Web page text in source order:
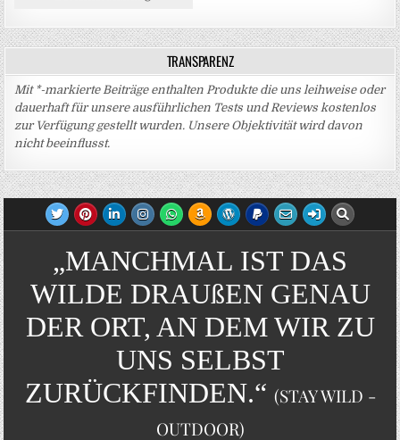
TRANSPARENZ
Mit *-markierte Beiträge enthalten Produkte die uns leihweise oder
dauerhaft für unsere ausführlichen Tests und Reviews kostenlos
zur Verfügung gestellt wurden. Unsere Objektivität wird davon
nicht beeinflusst.
„MANCHMAL IST DAS
WILDE DRAUßEN GENAU
DER ORT, AN DEM WIR ZU
UNS SELBST
ZURÜCKFINDEN.“ (STAY WILD -
OUTDOOR)